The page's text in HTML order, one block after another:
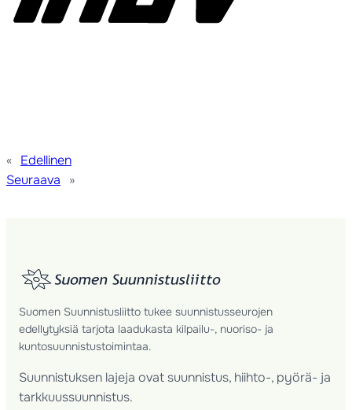
« Edellinen
Seuraava
»
Suomen Suunnistusliitto tukee suunnistusseurojen
edellytyksiä tarjota laadukasta kilpailu-, nuoriso- ja
kuntosuunnistustoimintaa.
Suunnistuksen lajeja ovat suunnistus, hiihto-, pyörä- ja
tarkkuussuunnistus.